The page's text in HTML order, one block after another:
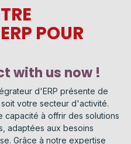
POUR
with us now !
d'ERP présente de
votre secteur d'activité.
capacité à offrir des solutions
adaptées aux besoins
Grâce à notre expertise